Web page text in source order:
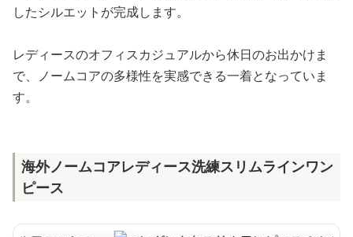
したシルエットが完成します。
レディースのオフィスカジュアルから休日のお出かけま
で、ノームコアの多様性を実感できる一着となっていま
す。
海外ノームコアレディース洗練スリムラインワン
ピース